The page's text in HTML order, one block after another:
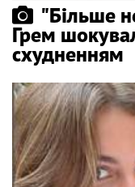
"Більше
Грем
схудненням